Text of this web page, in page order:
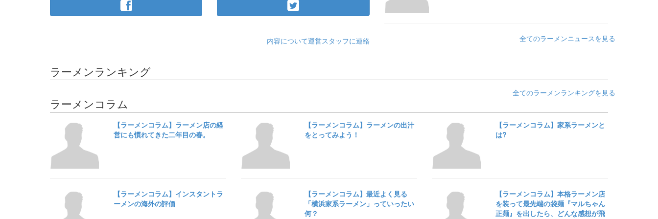
内容について運営スタッフに連絡 全てのラーメンニュースを見る
ラーメンランキング
全てのラーメンランキングを見る
ラーメンコラム
【ラーメンコラム】ラーメン店の経
営にも慣れてきた二年目の春。
【ラーメンコラム】ラーメンの出汁
をとってみよう！
【ラーメンコラム】家系ラーメンと
は?
【ラーメンコラム】インスタントラ
ーメンの海外の評価
【ラーメンコラム】最近よく見る
「横浜家系ラーメン」っていったい
何？
【ラーメンコラム】本格ラーメン店
を装って最先端の袋麺『マルちゃん
正麺』を出したら、どんな感想が飛